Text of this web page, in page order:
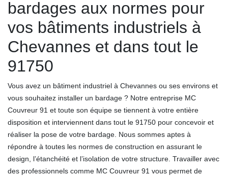
bardages aux normes pour
vos bâtiments industriels à
Chevannes et dans tout le
91750
Vous avez un bâtiment industriel à Chevannes ou ses environs et
vous souhaitez installer un bardage ? Notre entreprise MC
Couvreur 91 et toute son équipe se tiennent à votre entière
disposition et interviennent dans tout le 91750 pour concevoir et
réaliser la pose de votre bardage. Nous sommes aptes à
répondre à toutes les normes de construction en assurant le
design, l’étanchéité et l’isolation de votre structure. Travailler avec
des professionnels comme MC Couvreur 91 vous permet de